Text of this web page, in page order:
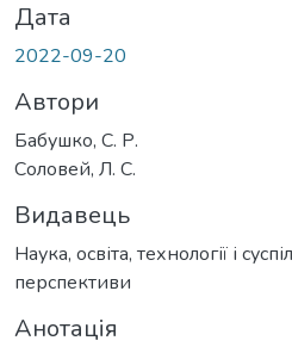
Дата
2022-09-20
Автори
Бабушко, С. Р.
Соловей, Л. С.
Видавець
Наука, освіта, технології і
перспективи
Анотація